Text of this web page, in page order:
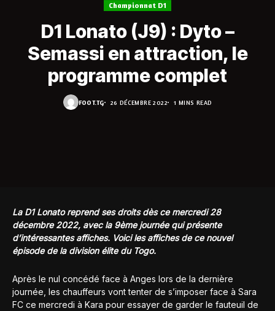
Championnat D1
D1 Lonato (J9) : Dyto –
Semassi en attraction, le
programme complet
FOOT.TG 26 DÉCEMBRE 2022 1 MINS READ
La D1 Lonato reprend ses droits dès ce mercredi 28
décembre 2022, avec la 9ème journée qui présente
d’intéressantes affiches. Voici les affiches de ce nouvel
épisode de la division élite du Togo.
Après le nul concédé face à Anges lors de la dernière
journée, les chauffeurs vont tenter de s’imposer face à Sara
FC ce mercredi à Kara pour essayer de garder le fauteuil de